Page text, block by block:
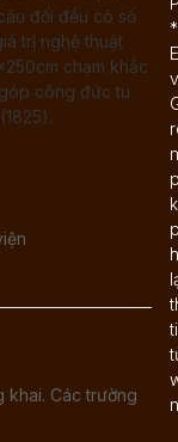
đối đều có số
trị nghệ thuật
chạm khắc
công đức tu
khai. Các trường
*